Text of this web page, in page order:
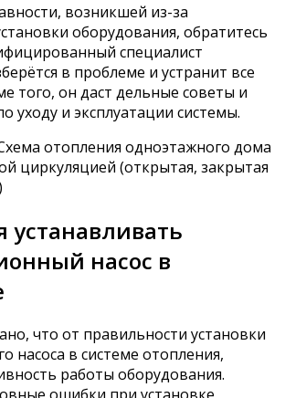
возникшей из-за
оборудования, обратитесь
специалист
в проблеме и устранит все
того, он даст дельные советы и
уходу и эксплуатации системы.
отопления одноэтажного дома
циркуляцией (открытая, закрытая
устанавливать
насос в
что от правильности установки
насоса в системе отопления,
работы оборудования.